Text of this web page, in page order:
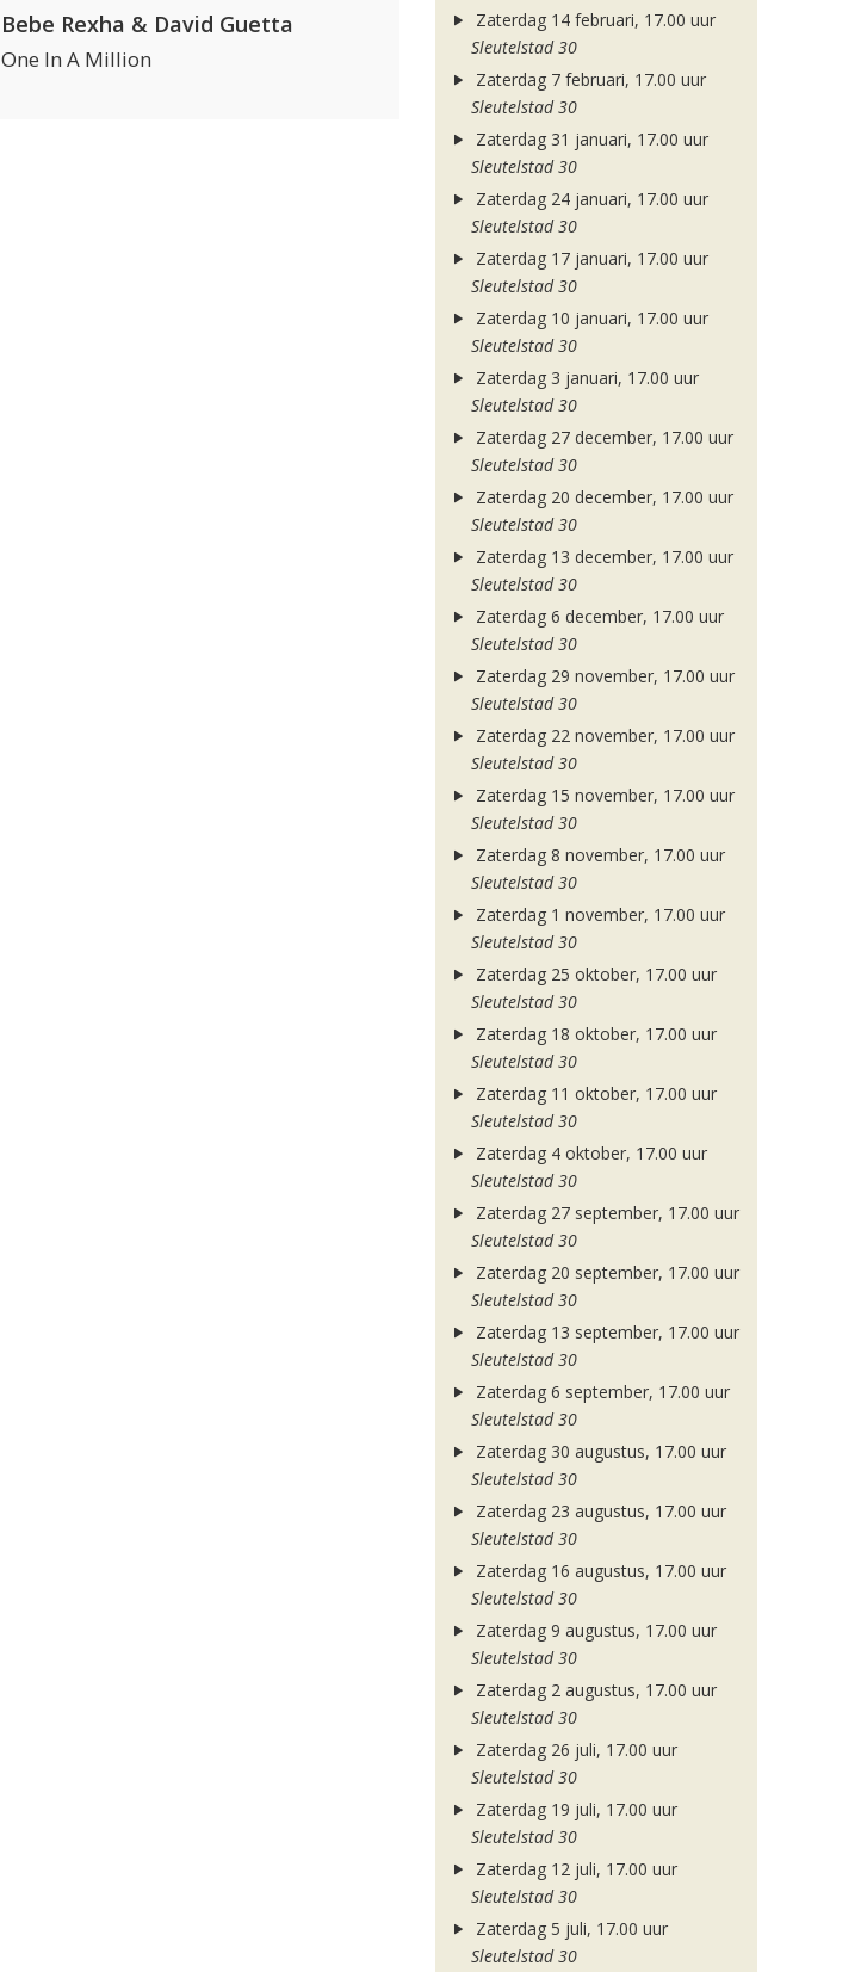
Bebe Rexha & David Guetta
One In A Million
Zaterdag 14 februari, 17.00 uur
Sleutelstad 30
Zaterdag 7 februari, 17.00 uur
Sleutelstad 30
Zaterdag 31 januari, 17.00 uur
Sleutelstad 30
Zaterdag 24 januari, 17.00 uur
Sleutelstad 30
Zaterdag 17 januari, 17.00 uur
Sleutelstad 30
Zaterdag 10 januari, 17.00 uur
Sleutelstad 30
Zaterdag 3 januari, 17.00 uur
Sleutelstad 30
Zaterdag 27 december, 17.00 uur
Sleutelstad 30
Zaterdag 20 december, 17.00 uur
Sleutelstad 30
Zaterdag 13 december, 17.00 uur
Sleutelstad 30
Zaterdag 6 december, 17.00 uur
Sleutelstad 30
Zaterdag 29 november, 17.00 uur
Sleutelstad 30
Zaterdag 22 november, 17.00 uur
Sleutelstad 30
Zaterdag 15 november, 17.00 uur
Sleutelstad 30
Zaterdag 8 november, 17.00 uur
Sleutelstad 30
Zaterdag 1 november, 17.00 uur
Sleutelstad 30
Zaterdag 25 oktober, 17.00 uur
Sleutelstad 30
Zaterdag 18 oktober, 17.00 uur
Sleutelstad 30
Zaterdag 11 oktober, 17.00 uur
Sleutelstad 30
Zaterdag 4 oktober, 17.00 uur
Sleutelstad 30
Zaterdag 27 september, 17.00 uur
Sleutelstad 30
Zaterdag 20 september, 17.00 uur
Sleutelstad 30
Zaterdag 13 september, 17.00 uur
Sleutelstad 30
Zaterdag 6 september, 17.00 uur
Sleutelstad 30
Zaterdag 30 augustus, 17.00 uur
Sleutelstad 30
Zaterdag 23 augustus, 17.00 uur
Sleutelstad 30
Zaterdag 16 augustus, 17.00 uur
Sleutelstad 30
Zaterdag 9 augustus, 17.00 uur
Sleutelstad 30
Zaterdag 2 augustus, 17.00 uur
Sleutelstad 30
Zaterdag 26 juli, 17.00 uur
Sleutelstad 30
Zaterdag 19 juli, 17.00 uur
Sleutelstad 30
Zaterdag 12 juli, 17.00 uur
Sleutelstad 30
Zaterdag 5 juli, 17.00 uur
Sleutelstad 30